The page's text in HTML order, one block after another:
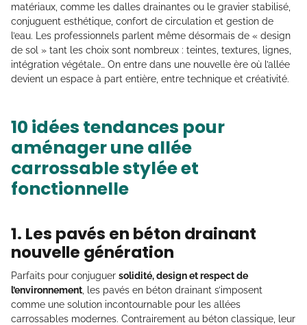
matériaux, comme les dalles drainantes ou le gravier stabilisé,
conjuguent esthétique, confort de circulation et gestion de
l’eau. Les professionnels parlent même désormais de « design
de sol » tant les choix sont nombreux : teintes, textures, lignes,
intégration végétale… On entre dans une nouvelle ère où l’allée
devient un espace à part entière, entre technique et créativité.
10 idées tendances pour
aménager une allée
carrossable stylée et
fonctionnelle
1. Les pavés en béton drainant
nouvelle génération
Parfaits pour conjuguer solidité, design et respect de
l’environnement , les pavés en béton drainant s’imposent
comme une solution incontournable pour les allées
carrossables modernes. Contrairement au béton classique, leur